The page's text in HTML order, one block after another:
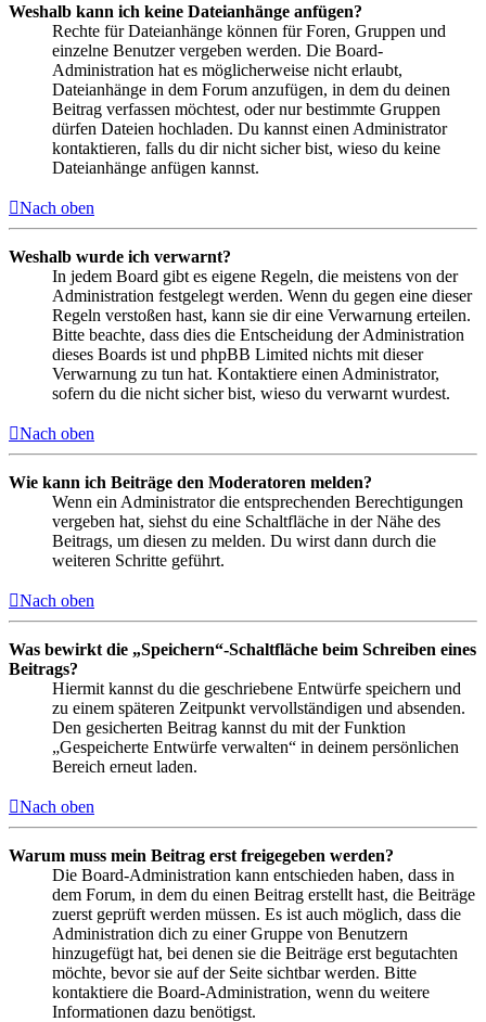
Weshalb kann ich keine Dateianhänge anfügen?
Rechte für Dateianhänge können für Foren, Gruppen und
einzelne Benutzer vergeben werden. Die Board-
Administration hat es möglicherweise nicht erlaubt,
Dateianhänge in dem Forum anzufügen, in dem du deinen
Beitrag verfassen möchtest, oder nur bestimmte Gruppen
dürfen Dateien hochladen. Du kannst einen Administrator
kontaktieren, falls du dir nicht sicher bist, wieso du keine
Dateianhänge anfügen kannst.
Nach oben
Weshalb wurde ich verwarnt?
In jedem Board gibt es eigene Regeln, die meistens von der
Administration festgelegt werden. Wenn du gegen eine dieser
Regeln verstoßen hast, kann sie dir eine Verwarnung erteilen.
Bitte beachte, dass dies die Entscheidung der Administration
dieses Boards ist und phpBB Limited nichts mit dieser
Verwarnung zu tun hat. Kontaktiere einen Administrator,
sofern du die nicht sicher bist, wieso du verwarnt wurdest.
Nach oben
Wie kann ich Beiträge den Moderatoren melden?
Wenn ein Administrator die entsprechenden Berechtigungen
vergeben hat, siehst du eine Schaltfläche in der Nähe des
Beitrags, um diesen zu melden. Du wirst dann durch die
weiteren Schritte geführt.
Nach oben
Was bewirkt die „Speichern“-Schaltfläche beim Schreiben eines
Beitrags?
Hiermit kannst du die geschriebene Entwürfe speichern und
zu einem späteren Zeitpunkt vervollständigen und absenden.
Den gesicherten Beitrag kannst du mit der Funktion
„Gespeicherte Entwürfe verwalten“ in deinem persönlichen
Bereich erneut laden.
Nach oben
Warum muss mein Beitrag erst freigegeben werden?
Die Board-Administration kann entschieden haben, dass in
dem Forum, in dem du einen Beitrag erstellt hast, die Beiträge
zuerst geprüft werden müssen. Es ist auch möglich, dass die
Administration dich zu einer Gruppe von Benutzern
hinzugefügt hat, bei denen sie die Beiträge erst begutachten
möchte, bevor sie auf der Seite sichtbar werden. Bitte
kontaktiere die Board-Administration, wenn du weitere
Informationen dazu benötigst.